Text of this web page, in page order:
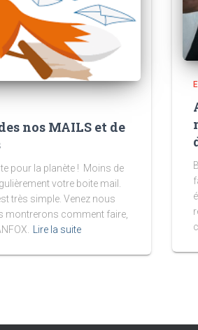
nos MAILS et de
pour la planète ! Moins de
votre boite mail.
très simple. Venez nous
montrerons comment faire,
Lire la suite